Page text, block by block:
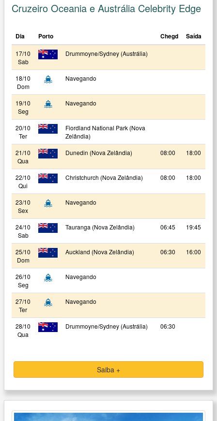
Cruzeiro Oceania e Austrália Celebrity Edge
Dia Porto Chegd Saída
17/10
Sab
Drummoyne/Sydney (Austrália)
18/10
Dom
Navegando
19/10
Seg
Navegando
20/10
Ter
Fiordland National Park (Nova
Zelândia)
21/10
Qua
Dunedin (Nova Zelândia) 08:00 18:00
22/10
Qui
Christchurch (Nova Zelândia) 08:00 18:00
23/10
Sex
Navegando
24/10
Sab
Tauranga (Nova Zelândia) 06:45 19:45
25/10
Dom
Auckland (Nova Zelândia) 06:30 16:00
26/10
Seg
Navegando
27/10
Ter
Navegando
28/10
Qua
Drummoyne/Sydney (Austrália) 06:30
Saiba +